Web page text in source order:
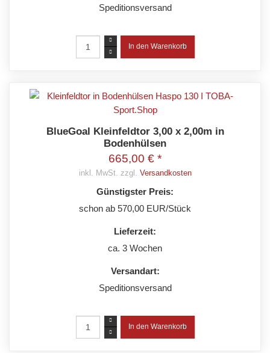
Speditionsversand
BlueGoal Kleinfeldtor 3,00 x 2,00m in
Bodenhülsen
665,00 € *
inkl. MwSt. zzgl. Versandkosten
Günstigster Preis:
schon ab 570,00 EUR/Stück
Lieferzeit:
ca. 3 Wochen
Versandart:
Speditionsversand